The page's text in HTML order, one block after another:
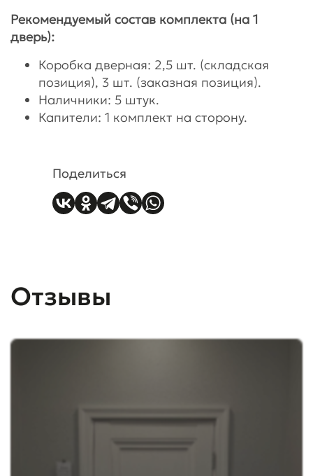
Рекомендуемый состав комплекта (на 1
дверь):
Коробка дверная: 2,5 шт. (складская
позиция), 3 шт. (заказная позиция).
Наличники: 5 штук.
Капители: 1 комплект на сторону.
Поделиться
Отзывы